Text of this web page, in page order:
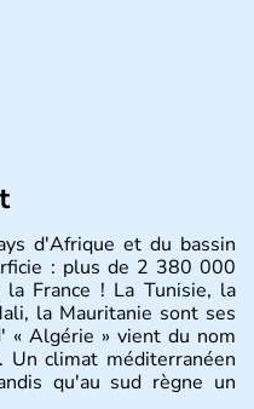
d'Afrique et du bassin
: plus de 2 380 000
France ! La Tunisie, la
la Mauritanie sont ses
« Algérie » vient du nom
climat méditerranéen
qu'au sud règne un